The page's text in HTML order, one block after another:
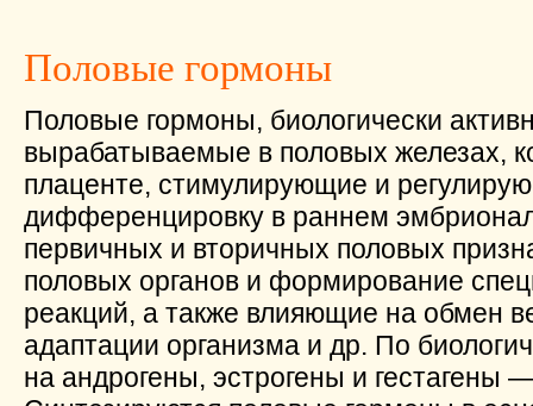
Половые гормоны
Половые гормоны, биологически
вырабатываемые в половых железах,
плаценте, стимулирующие и
дифференцировку в раннем
первичных и вторичных половых
половых органов и формирование
реакций, а также влияющие на обмен
адаптации организма и др. По
на андрогены, эстрогены и гестагены